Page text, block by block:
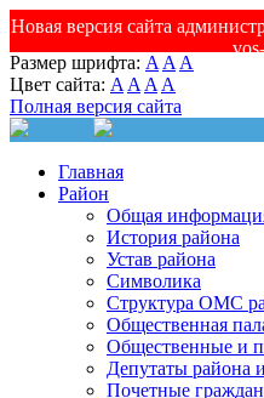
Новая версия сайта
Размер шрифта: A A A
Цвет сайта: A A A A
Полная версия сайта
Главная
Район
Общая
История района
Устав района
Символика
Структура ОМС
Общественная
Общественные и
Депутаты района
Почетные